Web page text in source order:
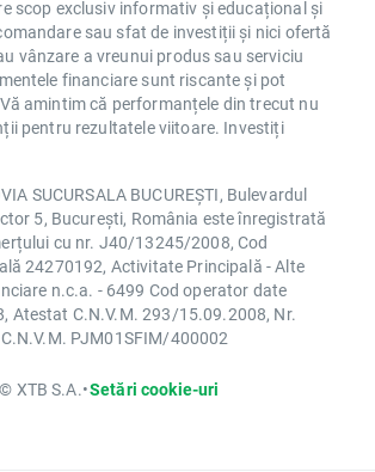
scop exclusiv informativ și educațional și
sau sfat de investiții și nici ofertă
vânzare a vreunui produs sau serviciu
financiare sunt riscante și pot
amintim că performanțele din trecut nu
pentru rezultatele viitoare. Investiți
SUCURSALA BUCUREȘTI, Bulevardul
5, București, România este înregistrată
cu nr. J40/13245/2008, Cod
24270192, Activitate Principală - Alte
n.c.a. - 6499 Cod operator date
Atestat C.N.V.M. 293/15.09.2008, Nr.
PJM01SFIM/400002
XTB S.A.•Setări cookie-uri